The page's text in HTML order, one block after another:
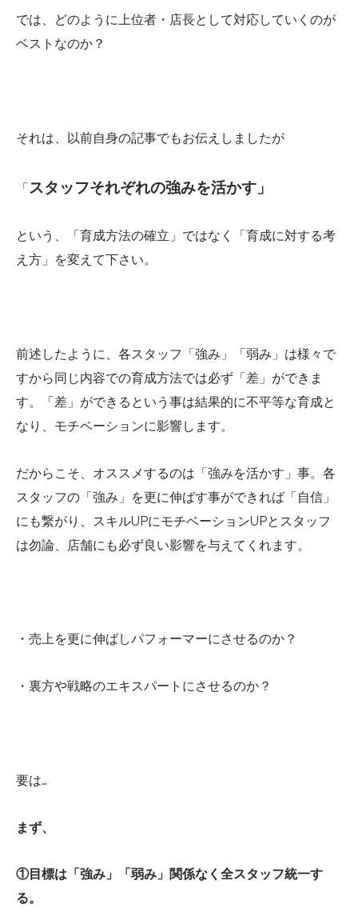
では、どのように上位者・店長として対応していくのが
ベストなのか？
それは、以前自身の記事でもお伝えしましたが
「スタッフそれぞれの強みを活かす」
という、「育成方法の確立」ではなく「育成に対する考
え方」を変えて下さい。
前述したように、各スタッフ「強み」「弱み」は様々で
すから同じ内容での育成方法では必ず「差」ができま
す。「差」ができるという事は結果的に不平等な育成と
なり、モチベーションに影響します。
だからこそ、オススメするのは「強みを活かす」事。各
スタッフの「強み」を更に伸ばす事ができれば「自信」
にも繋がり、スキルUPにモチベーションUPとスタッフ
は勿論、店舗にも必ず良い影響を与えてくれます。
・売上を更に伸ばしパフォーマーにさせるのか？
・裏方や戦略のエキスパートにさせるのか？
要は…
まず、
①目標は「強み」「弱み」関係なく全スタッフ統一す
る。